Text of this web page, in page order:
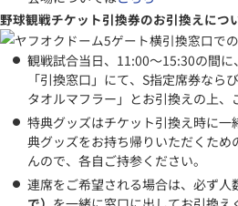
野球観戦チケット引換券のお引換えにつ
観戦試合当日、11:00～15:30の間
「引換窓口」にて、S指定席券なら
タオルマフラー」とお引換えの上、
特典グッズはチケット引換え時に
典グッズをお持ち帰りいただくため
んので、各自ご持参ください。
連席をご希望される場合は、必ず人